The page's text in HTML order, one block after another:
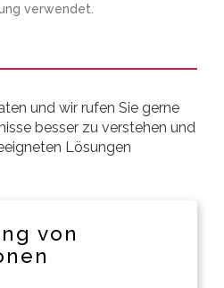
verwendet.
und wir rufen Sie gerne
besser zu verstehen und
Lösungen
von